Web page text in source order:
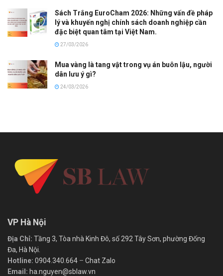
Sách Trắng EuroCham 2026: Những vấn đề pháp
lý và khuyến nghị chính sách doanh nghiệp cần
đặc biệt quan tâm tại Việt Nam.
27/03/2026
Mua vàng là tang vật trong vụ án buôn lậu, người
dân lưu ý gì?
24/03/2026
VP Hà Nội
Địa Chỉ: Tầng 3, Tòa nhà Kinh Đô, số 292 Tây Sơn, phường Đống
Đa, Hà Nội.
Hotline: 0904.340.664 – Chat Zalo
Email: ha.nguyen@sblaw.vn